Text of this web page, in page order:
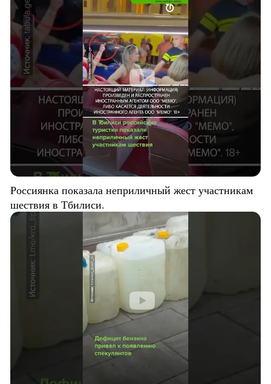
Россиянка показала неприличный жест участникам
шествия в Тбилиси.